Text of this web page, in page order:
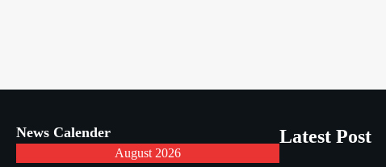
News Calender
August 2026
Latest Post